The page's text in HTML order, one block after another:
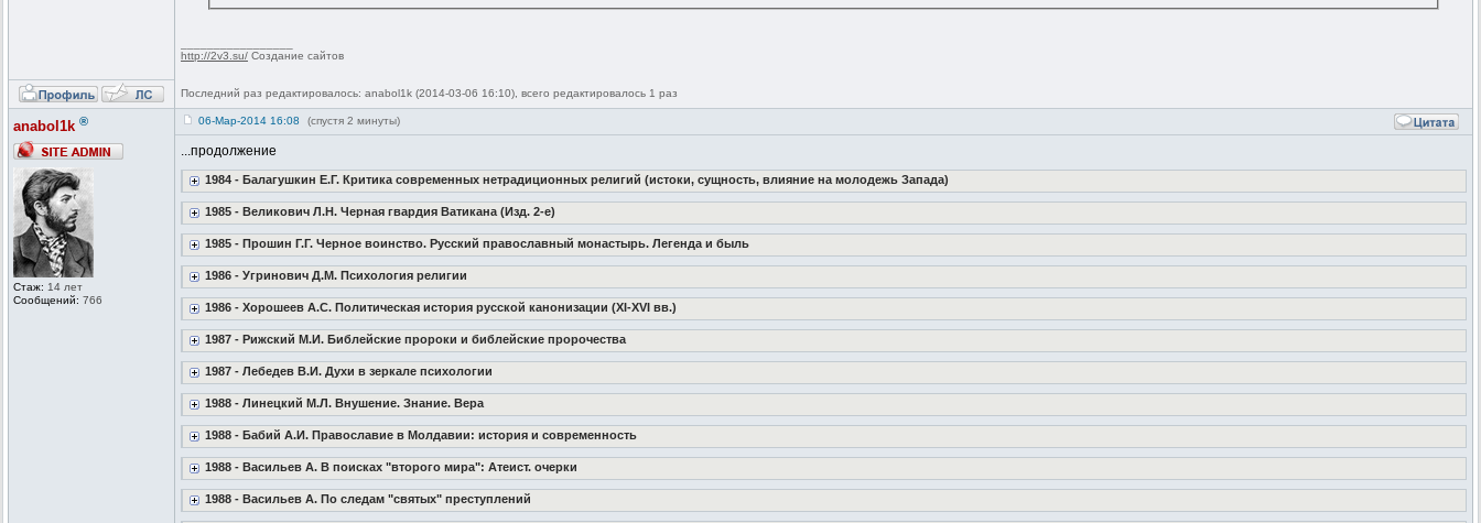
http://2v3.su/ Создание сайтов
Последний раз редактировалось: anabol1k (2014-03-06 16:10), всего редактировалось 1 раз
anabol1k ®
Стаж: 14 лет
Сообщений: 766
06-Мар-2014 16:08 (спустя 2 минуты)
...продолжение
1984 - Балагушкин Е.Г. Критика современных нетрадиционных религий (истоки, сущность, влияние на молодежь Запада)
1985 - Великович Л.Н. Черная гвардия Ватикана (Изд. 2-е)
1985 - Прошин Г.Г. Черное воинство. Русский православный монастырь. Легенда и быль
1986 - Угринович Д.М. Психология религии
1986 - Хорошеев А.С. Политическая история русской канонизации (XI-XVI вв.)
1987 - Рижский М.И. Библейские пророки и библейские пророчества
1987 - Лебедев В.И. Духи в зеркале психологии
1988 - Линецкий М.Л. Внушение. Знание. Вера
1988 - Бабий А.И. Православие в Молдавии: история и современность
1988 - Васильев А. В поисках "второго мира": Атеист. очерки
1988 - Васильев А. По следам "святых" преступлений